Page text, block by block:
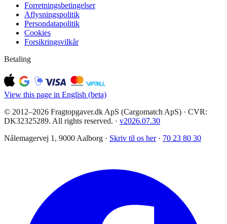
Forretningsbetingelser
Aflysningspolitik
Persondatapolitik
Cookies
Forsikringsvilkår
Betaling
View this page in English (beta)
© 2012–2026 Fragtopgaver.dk ApS (Cargomatch ApS) · CVR:
DK32325289. All rights reserved. · v2026.07.30
Nålemagervej 1, 9000 Aalborg · Skriv til os her · 70 23 80 30